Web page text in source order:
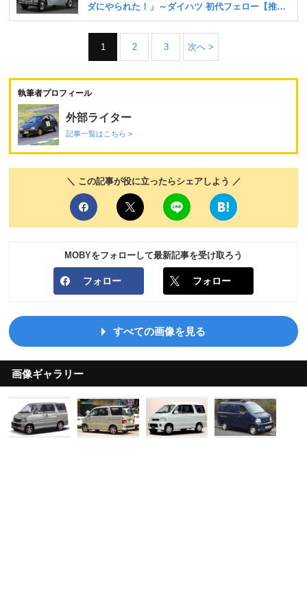
1 2 3 次へ >
執筆者プロフィール
外部ライター
記事一覧はこちら >
＼ この記事が役に立ったらシェアしよう ／
MOBYをフォローして最新記事を受け取ろう
フォロー フォロー
すべての画像を見る
画像ギャラリー